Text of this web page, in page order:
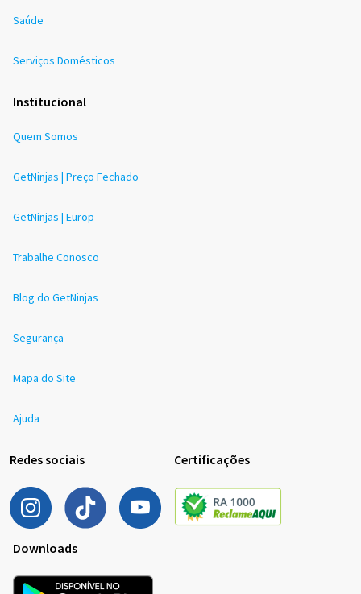
Saúde
Serviços Domésticos
Institucional
Quem Somos
GetNinjas | Preço Fechado
GetNinjas | Europ
Trabalhe Conosco
Blog do GetNinjas
Segurança
Mapa do Site
Ajuda
Redes sociais Certificações
Downloads